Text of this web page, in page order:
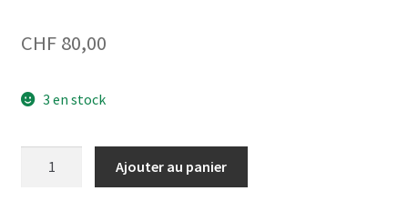
CHF80,00
3 en stock
Ajouter au panier